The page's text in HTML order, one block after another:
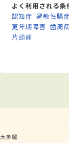
よく利用される条
認知症 過敏性腸
更年期障害 歯周
片頭痛
大多羅